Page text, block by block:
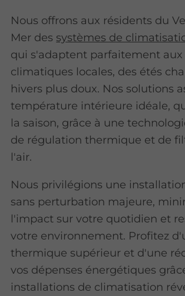
Nous offrons aux résidents du
Mer des systèmes de
qui s'adaptent parfaitement aux
climatiques locales, des étés
hivers plus doux. Nos solutions
température intérieure idéale,
la saison, grâce à une
de régulation thermique et de
l'air.
Nous privilégions une
sans perturbation majeure,
l'impact sur votre quotidien et
votre environnement. Profitez
thermique supérieur et d'une
vos dépenses énergétiques
installations de climatisation